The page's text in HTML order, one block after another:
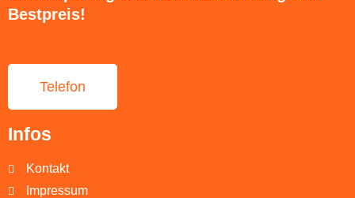
Bestpreis!
Telefon
Infos
Kontakt
Impressum